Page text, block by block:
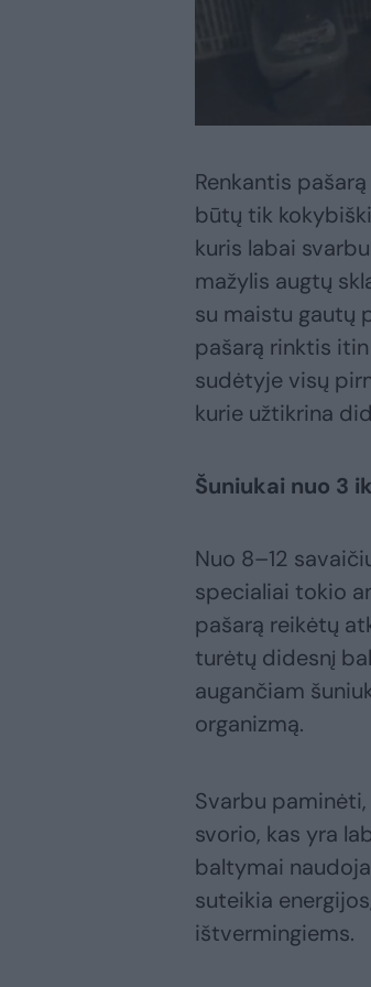
Renkantis
būtų tik
kuris labai
mažylis augtų
su maistu gautų
pašarą rinktis
sudėtyje visų
kurie užtikrina
Šuniukai nuo 3
Nuo 8–12
specialiai tokio
pašarą reikėtų
turėtų didesnį
augančiam
organizmą.
Svarbu
svorio, kas yra
baltymai
suteikia
ištvermingiems.